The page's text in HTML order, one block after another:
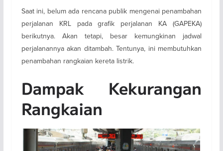
Saat ini, belum ada rencana publik mengenai penambahan
perjalanan KRL pada grafik perjalanan KA (GAPEKA)
berikutnya. Akan tetapi, besar kemungkinan jadwal
perjalanannya akan ditambah. Tentunya, ini membutuhkan
penambahan rangkaian kereta listrik.
Dampak Kekurangan
Rangkaian